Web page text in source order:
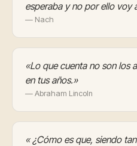
esperaba y no por ello voy
— Nach
«Lo que cuenta no son los
en tus años.»
— Abraham Lincoln
« ¿Cómo es que, siendo